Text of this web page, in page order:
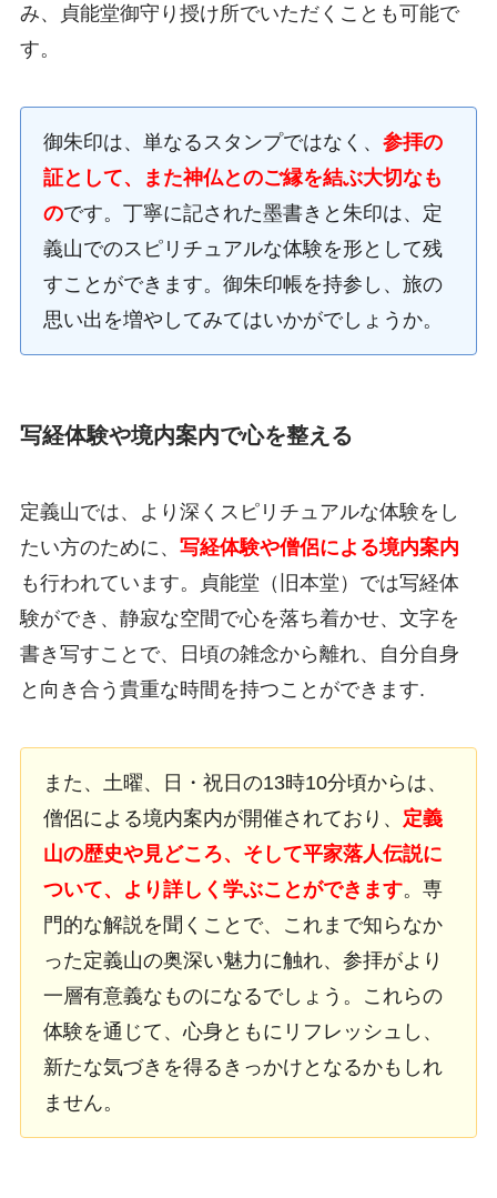
み、貞能堂御守り授け所でいただくことも可能で
す。
御朱印は、単なるスタンプではなく、 参拝の
証として、また神仏とのご縁を結ぶ大切なも
のです。丁寧に記された墨書きと朱印は、定
義山でのスピリチュアルな体験を形として残
すことができます。御朱印帳を持参し、旅の
思い出を増やしてみてはいかがでしょうか。
写経体験や境内案内で心を整える
定義山では、より深くスピリチュアルな体験をし
たい方のために、 写経体験や僧侶による境内案内
も行われています。貞能堂（旧本堂）では写経体
験ができ、静寂な空間で心を落ち着かせ、文字を
書き写すことで、日頃の雑念から離れ、自分自身
と向き合う貴重な時間を持つことができます.
また、土曜、日・祝日の13時10分頃からは、
僧侶による境内案内が開催されており、 定義
山の歴史や見どころ、そして平家落人伝説に
ついて、より詳しく学ぶことができます。専
門的な解説を聞くことで、これまで知らなか
った定義山の奥深い魅力に触れ、参拝がより
一層有意義なものになるでしょう。これらの
体験を通じて、心身ともにリフレッシュし、
新たな気づきを得るきっかけとなるかもしれ
ません。